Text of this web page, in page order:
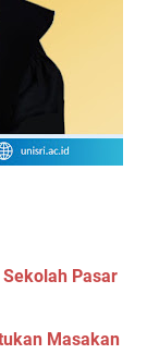
Pasar
Masakan